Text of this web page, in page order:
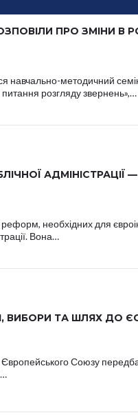
ПРО ЗМІНИ В
навчально-методичний
питання розгляду звернень»,…
АДМІНІСТРАЦІЇ
необхідних для
Вона…
ВИБОРИ ТА ШЛЯХ ДО
Європейського Союзу